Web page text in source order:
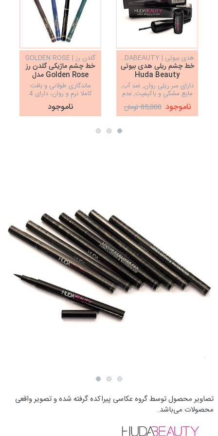
هدی بیوتی | HUDABEAUTY
خط چشم ریلی هدی بیوتی
Huda Beauty
دارای سر ریلی روان, ضد آب,
مایع مشکی و باکیفیت, عدم
پخش شدگی پشت پلک‌ها
ناموجود 85,000 تومان
گلدن رز | GOLDEN ROSE
خط چشم ماژیکی گلدن رز
Golden Rose مدل
Precision Eyeliner
ماندگاری طولانی و بافت
کاملا نرم و روان، دارای 4
رنگ‌بندی زیبا
ناموجود
تصاویر محصول توسط گروه عکاسی پیراکده گرفته شده و تصویر واقعی
محصولات می‌باشد.